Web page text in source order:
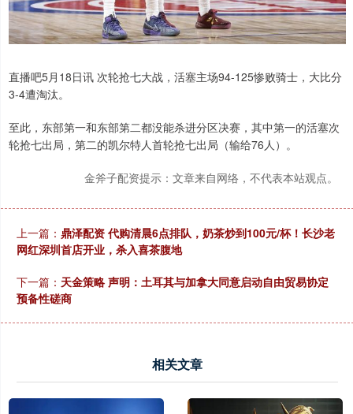
直播吧5月18日讯 次轮抢七大战，活塞主场94-125惨败骑士，大比分
3-4遭淘汰。
至此，东部第一和东部第二都没能杀进分区决赛，其中第一的活塞次
轮抢七出局，第二的凯尔特人首轮抢七出局（输给76人）。
金斧子配资提示：文章来自网络，不代表本站观点。
上一篇： 鼎泽配资 代购清晨6点排队，奶茶炒到100元/杯！长沙老
网红深圳首店开业，杀入喜茶腹地
下一篇： 天金策略 声明：土耳其与加拿大同意启动自由贸易协定
预备性磋商
相关文章